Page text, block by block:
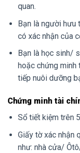
quan.
Bạn là người hưu
có xác nhận của
Bạn là học sinh/
hoặc chứng
tiếp nuôi dưỡng
Chứng minh tài
Sổ tiết kiệm trên
Giấy tờ xác nhận
như: nhà cửa/